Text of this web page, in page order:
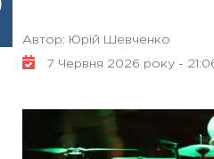
Автор: Юрій Шевченко
7 Червня 2026 року -